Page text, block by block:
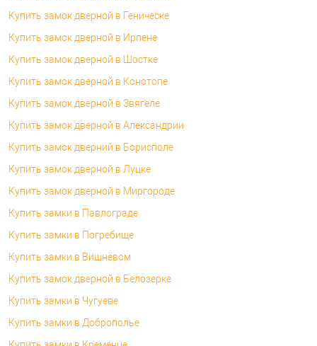
Купить замок дверной в Геническе
Купить замок дверной в Ирпене
Купить замок дверной в Шостке
Купить замок дверной в Конотопе
Купить замок дверной в Звягеле
Купить замок дверной в Александрии
Купить замок дверний в Борисполе
Купить замок дверной в Луцке
Купить замок дверной в Миргороде
Купить замки в Павлограде
Купить замки в Погребище
Купить замки в Вишнёвом
Купить замок дверной в Белозерке
Купить замки в Чугуеве
Купить замки в Доброполье